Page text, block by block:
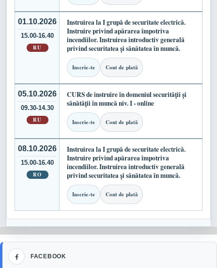
01.10.2026
15.00-16.40
RU
Instruirea la I grupă de securitate electrică.
Instruire privind apărarea împotriva
incendiilor. Instruirea introductiv generală
privind securitatea și sănătatea în muncă.
Inscrie-te Cont de plată
05.10.2026
09.30-14.30
RU
CURS de instruire în domeniul securității și
sănătății în muncă niv. I - online
Inscrie-te Cont de plată
08.10.2026
15.00-16.40
RO
Instruirea la I grupă de securitate electrică.
Instruire privind apărarea împotriva
incendiilor. Instruirea introductiv generală
privind securitatea și sănătatea în muncă.
Inscrie-te Cont de plată
FACEBOOK
Facebook